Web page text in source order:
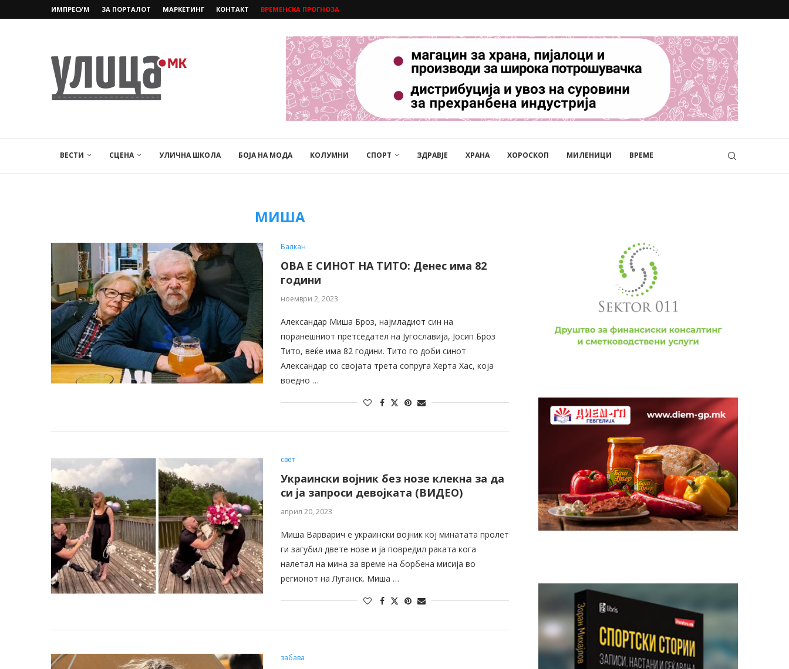
ИМПРЕСУМ ЗА ПОРТАЛОТ МАРКЕТИНГ КОНТАКТ ВРЕМЕНСКА ПРОГНОЗА
ВЕСТИ СЦЕНА УЛИЧНА ШКОЛА БОЈА НА МОДА КОЛУМНИ СПОРТ ЗДРАВЈЕ ХРАНА ХОРОСКОП МИЛЕНИЦИ ВРЕМЕ
МИША
Балкан
ОВА Е СИНОТ НА ТИТО: Денес има 82
години
ноември 2, 2023
Александар Миша Броз, најмладиот син на
поранешниот претседател на Југославија, Јосип Броз
Тито, веќе има 82 години. Тито го доби синот
Александар со својата трета сопруга Херта Хас, која
воедно …
свет
Украински војник без нозе клекна за да
си ја запроси девојката (ВИДЕО)
април 20, 2023
Миша Варварич е украински војник кој минатата пролет
ги загубил двете нозе и ја повредил раката кога
налетал на мина за време на борбена мисија во
регионот на Луганск. Миша …
забава